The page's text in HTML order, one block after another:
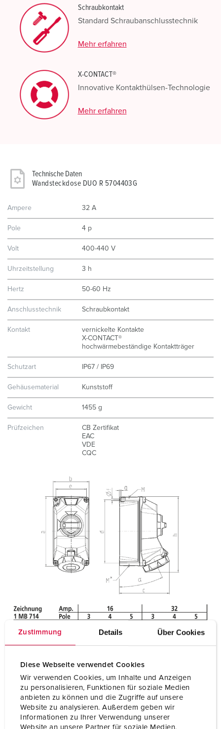
Zustimmung Details Über Cookies
Diese Webseite verwendet Cookies
Wir verwenden Cookies, um Inhalte und Anzeigen
zu personalisieren, Funktionen für soziale Medien
anbieten zu können und die Zugriffe auf unsere
Website zu analysieren. Außerdem geben wir
Informationen zu Ihrer Verwendung unserer
Website an unsere Partner für soziale Medien,
Schraubkontakt
Standard Schraubanschlusstechnik
Mehr erfahren
X-CONTACT®
Innovative Kontakthülsen-Technologie
Mehr erfahren
Technische Daten
Wandsteckdose DUO R 5704403G
Ampere 32 A
Pole 4 p
Volt 400-440 V
Uhrzeitstellung 3 h
Hertz 50-60 Hz
Anschlusstechnik Schraubkontakt
Kontakt
vernickelte Kontakte
X-CONTACT®
hochwärmebeständige Kontaktträger
Schutzart IP67 / IP69
Gehäusematerial Kunststoff
Gewicht 1455 g
Prüfzeichen
CB Zertifikat
EAC
VDE
CQC